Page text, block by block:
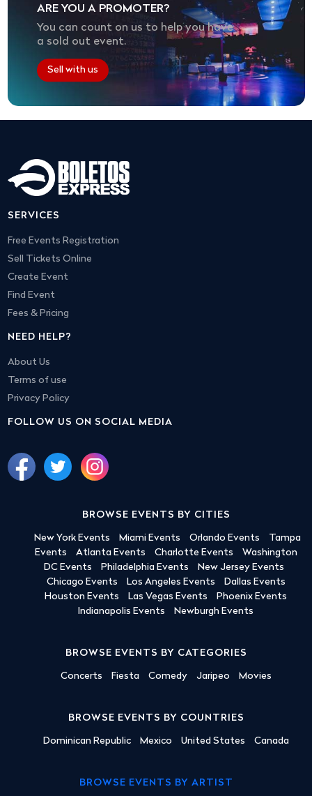
ARE YOU A PROMOTER?
You can count on us to help you have
a sold out event.
Sell with us
SERVICES
Free Events Registration
Sell Tickets Online
Create Event
Find Event
Fees & Pricing
NEED HELP?
About Us
Terms of use
Privacy Policy
FOLLOW US ON SOCIAL MEDIA
BROWSE EVENTS BY CITIES
New York Events Miami Events Orlando Events
Tampa
Events
Atlanta Events Charlotte Events
Washington
DC Events
Philadelphia Events
New Jersey Events
Chicago Events
Los Angeles Events
Dallas Events
Houston Events
Las Vegas Events
Phoenix Events
Indianapolis Events
Newburgh Events
BROWSE EVENTS BY CATEGORIES
Concerts Fiesta Comedy Jaripeo Movies
BROWSE EVENTS BY COUNTRIES
Dominican Republic Mexico United States Canada
BROWSE EVENTS BY ARTIST